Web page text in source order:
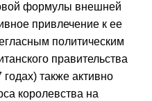
формулы внешней
привлечение к ее
политическим
правительства
также активно
королевства на